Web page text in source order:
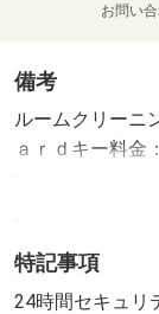
お問い
備考
ルームクリーニ
ａｒｄキー料
０円 火災保険
性あり・賃貸保
円／月（商品あ
～・☆こちらの
特記事項
24時間セキュリ